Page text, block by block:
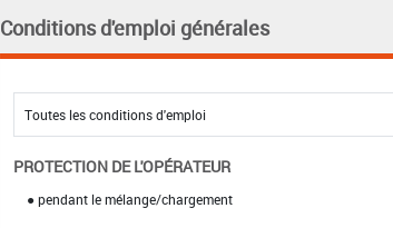
Conditions d'emploi générales
PROTECTION DE L'OPÉRATEUR
● pendant le mélange/chargement